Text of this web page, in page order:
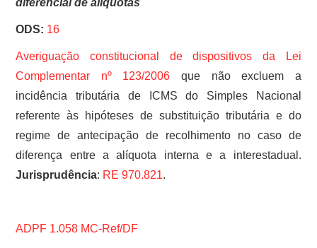
diferencial de alíquotas
ODS: 16
Averiguação constitucional de dispositivos da
Lei
Complementar nº 123/2006 que não excluem a
incidência tributária de ICMS do Simples Nacional
referente às hipóteses de substituição tributária e do
regime de antecipação de recolhimento no caso de
diferença entre a alíquota interna e a interestadual.
Jurisprudência: RE 970.821.
ADPF 1.058 MC-Ref/DF